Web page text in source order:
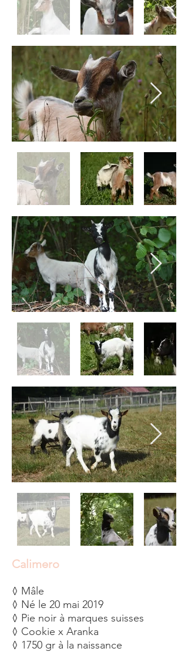
Calimero
◊ Mâle
◊ Né le 20 mai 2019
◊ Pie noir à marques suisses
◊ Cookie x Aranka
◊ 1750 gr à la naissance